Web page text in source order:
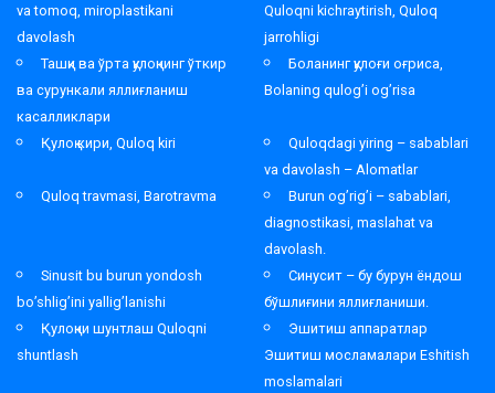
va tomoq, miroplastikani
davolash
Quloqni kichraytirish, Quloq
jarrohligi
Ташқи ва ўрта қулоқнинг ўткир
ва сурункали яллиғланиш
касалликлари
Боланинг қулоғи оғриса,
Bolaning qulog’i og’risa
Қулоқ кири, Quloq kiri
Quloqdagi yiring – sabablari
va davolash – Alomatlar
Quloq travmasi, Barotravma
Burun og’rig’i – sabablari,
diagnostikasi, maslahat va
davolash.
Sinusit bu burun yondosh
bo’shlig’ini yallig’lanishi
Синусит – бу бурун ёндош
бўшлиғини яллиғланиши.
Қулоқни шунтлаш Quloqni
shuntlash
Эшитиш аппаратлар
Эшитиш мосламалари Eshitish
moslamalari